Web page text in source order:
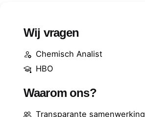
Wij vragen
Chemisch Analist
HBO
Waarom ons?
Transparante samenwerking